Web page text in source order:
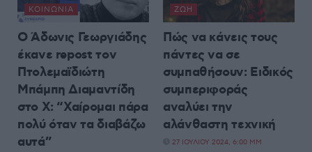
ΚΟΙΝΩΝΊΑ
Ο Άδωνις Γεωργιάδης
έκανε repost τον
Πτολεμαϊδιώτη
Μπάμπη Διαμαντίδη
στο X: “Χαίρομαι πάρα
πολύ όταν τα διαβάζω
αυτά”
ΖΩΉ
Πώς να κάνεις τους
πάντες να σε
συμπαθήσουν: Ειδικός
συμπεριφοράς
αναλύει την
αλάνθαστη τεχνική
27 ΙΟΥΛΊΟΥ 2024, 6:00 ΜΜ